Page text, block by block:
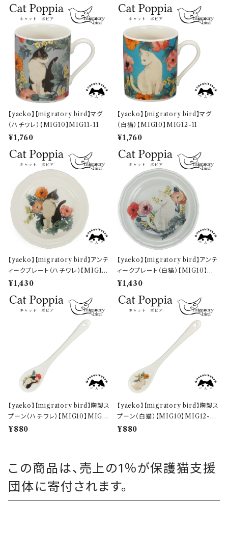
【yaeko】【migratory bird】マグ
（ハチワレ）【MIG10】MIG11-11
¥1,760
【yaeko】【migratory bird】マグ
（白猫）【MIG10】MIG12-11
¥1,760
【yaeko】【migratory bird】アンテ
ィークプレート（ハチワレ）【MIG10】
MIG11-333
¥1,430
【yaeko】【migratory bird】アンテ
ィークプレート（白猫）【MIG10】MI
G12-333
¥1,430
【yaeko】【migratory bird】陶製ス
プーン（ハチワレ）【MIG10】MIG11
-850T
¥880
【yaeko】【migratory bird】陶製ス
プーン（白猫）【MIG10】MIG12-85
0T
¥880
この商品は、売上の1％が保護猫支援
団体に寄付されます。